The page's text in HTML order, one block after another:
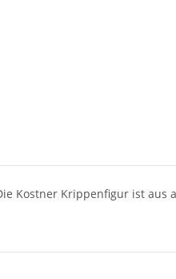
Kostner Krippenfigur ist aus